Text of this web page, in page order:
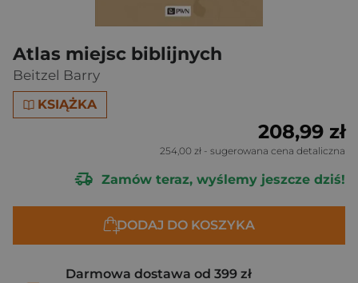
Atlas miejsc biblijnych
Beitzel Barry
KSIĄŻKA
208,99 zł
254,00 zł - sugerowana cena detaliczna
Zamów teraz, wyślemy jeszcze dziś!
DODAJ DO KOSZYKA
Darmowa dostawa od 399 zł